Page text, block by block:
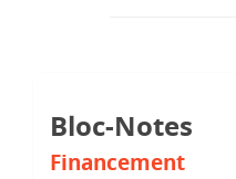
Bloc-Notes
Financement